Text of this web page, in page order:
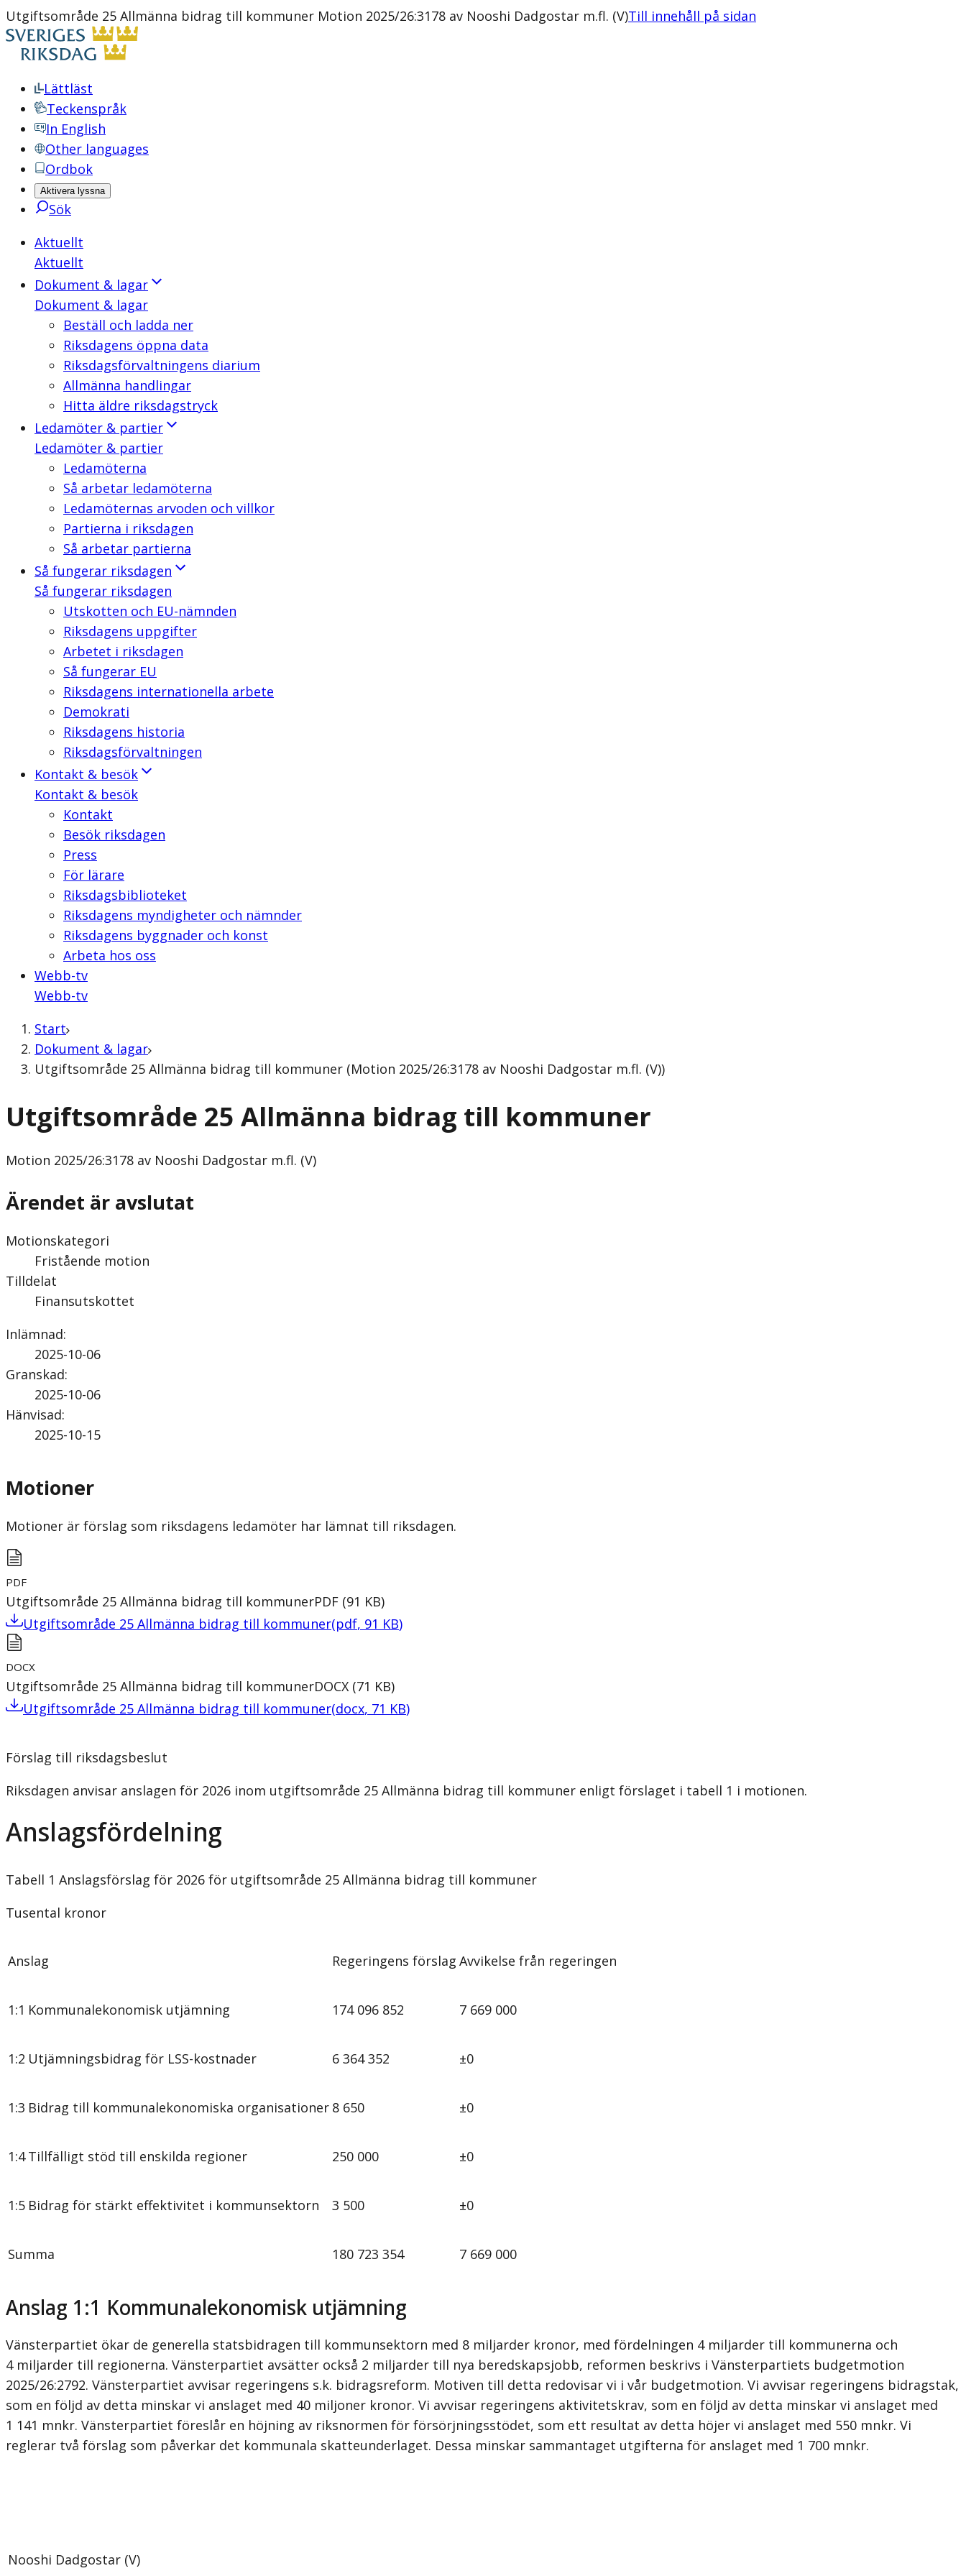
Utgiftsområde 25 Allmänna bidrag till kommuner Motion 2025/26:3178 av Nooshi Dadgostar m.fl. (V)Till innehåll på sidan
Lättläst
Teckenspråk
In English
Other languages
Ordbok
Aktivera lyssna
Sök
Aktuellt
Aktuellt
Dokument & lagar
Dokument & lagar
Beställ och ladda ner
Riksdagens öppna data
Riksdagsförvaltningens diarium
Allmänna handlingar
Hitta äldre riksdagstryck
Ledamöter & partier
Ledamöter & partier
Ledamöterna
Så arbetar ledamöterna
Ledamöternas arvoden och villkor
Partierna i riksdagen
Så arbetar partierna
Så fungerar riksdagen
Så fungerar riksdagen
Utskotten och EU-nämnden
Riksdagens uppgifter
Arbetet i riksdagen
Så fungerar EU
Riksdagens internationella arbete
Demokrati
Riksdagens historia
Riksdagsförvaltningen
Kontakt & besök
Kontakt & besök
Kontakt
Besök riksdagen
Press
För lärare
Riksdagsbiblioteket
Riksdagens myndigheter och nämnder
Riksdagens byggnader och konst
Arbeta hos oss
Webb-tv
Webb-tv
Start
Dokument & lagar
Utgiftsområde 25 Allmänna bidrag till kommuner (Motion 2025/26:3178 av Nooshi Dadgostar m.fl. (V))
Utgiftsområde 25 Allmänna bidrag till kommuner
Motion 2025/26:3178 av Nooshi Dadgostar m.fl. (V)
Ärendet är avslutat
Motionskategori
Fristående motion
Tilldelat
Finansutskottet
Inlämnad:
2025-10-06
Granskad:
2025-10-06
Hänvisad:
2025-10-15
Motioner
Motioner är förslag som riksdagens ledamöter har lämnat till riksdagen.
PDF
Utgiftsområde 25 Allmänna bidrag till kommunerPDF (91 KB)
Utgiftsområde 25 Allmänna bidrag till kommuner(pdf, 91 KB)
DOCX
Utgiftsområde 25 Allmänna bidrag till kommunerDOCX (71 KB)
Utgiftsområde 25 Allmänna bidrag till kommuner(docx, 71 KB)
Förslag till riksdagsbeslut
Riksdagen anvisar anslagen för 2026 inom utgiftsområde 25 Allmänna bidrag till kommuner enligt förslaget i tabell 1 i motionen.
Anslagsfördelning
Tabell 1 Anslagsförslag för 2026 för utgiftsområde 25 Allmänna bidrag till kommuner
Tusental kronor
Anslag Regeringens förslag Avvikelse från regeringen
1:1 Kommunalekonomisk utjämning 174 096 852 7 669 000
1:2 Utjämningsbidrag för LSS-kostnader 6 364 352 ±0
1:3 Bidrag till kommunalekonomiska organisationer 8 650 ±0
1:4 Tillfälligt stöd till enskilda regioner 250 000 ±0
1:5 Bidrag för stärkt effektivitet i kommunsektorn 3 500 ±0
Summa 180 723 354 7 669 000
Anslag 1:1 Kommunalekonomisk utjämning
Vänsterpartiet ökar de generella statsbidragen till kommunsektorn med 8 miljarder kronor, med fördelningen 4 miljarder till kommunerna och
4 miljarder till regionerna. Vänsterpartiet avsätter också 2 miljarder till nya beredskapsjobb, reformen beskrivs i Vänsterpartiets budgetmotion
2025/26:2792. Vänsterpartiet avvisar regeringens s.k. bidragsreform. Motiven till detta redovisar vi i vår budgetmotion. Vi avvisar reger­ingens bidragstak,
som en följd av detta minskar vi anslaget med 40 miljoner kronor. Vi avvisar regeringens aktivitetskrav, som en följd av detta minskar vi anslaget med
1 141 mnkr. Vänsterpartiet föreslår en höjning av riksnormen för försörjningsstödet, som ett resultat av detta höjer vi anslaget med 550 mnkr. Vi
reglerar två förslag som påverkar det kommunala skatteunderlaget. Dessa minskar sammantaget utgifterna för anslaget med 1 700 mnkr.
Nooshi Dadgostar (V)